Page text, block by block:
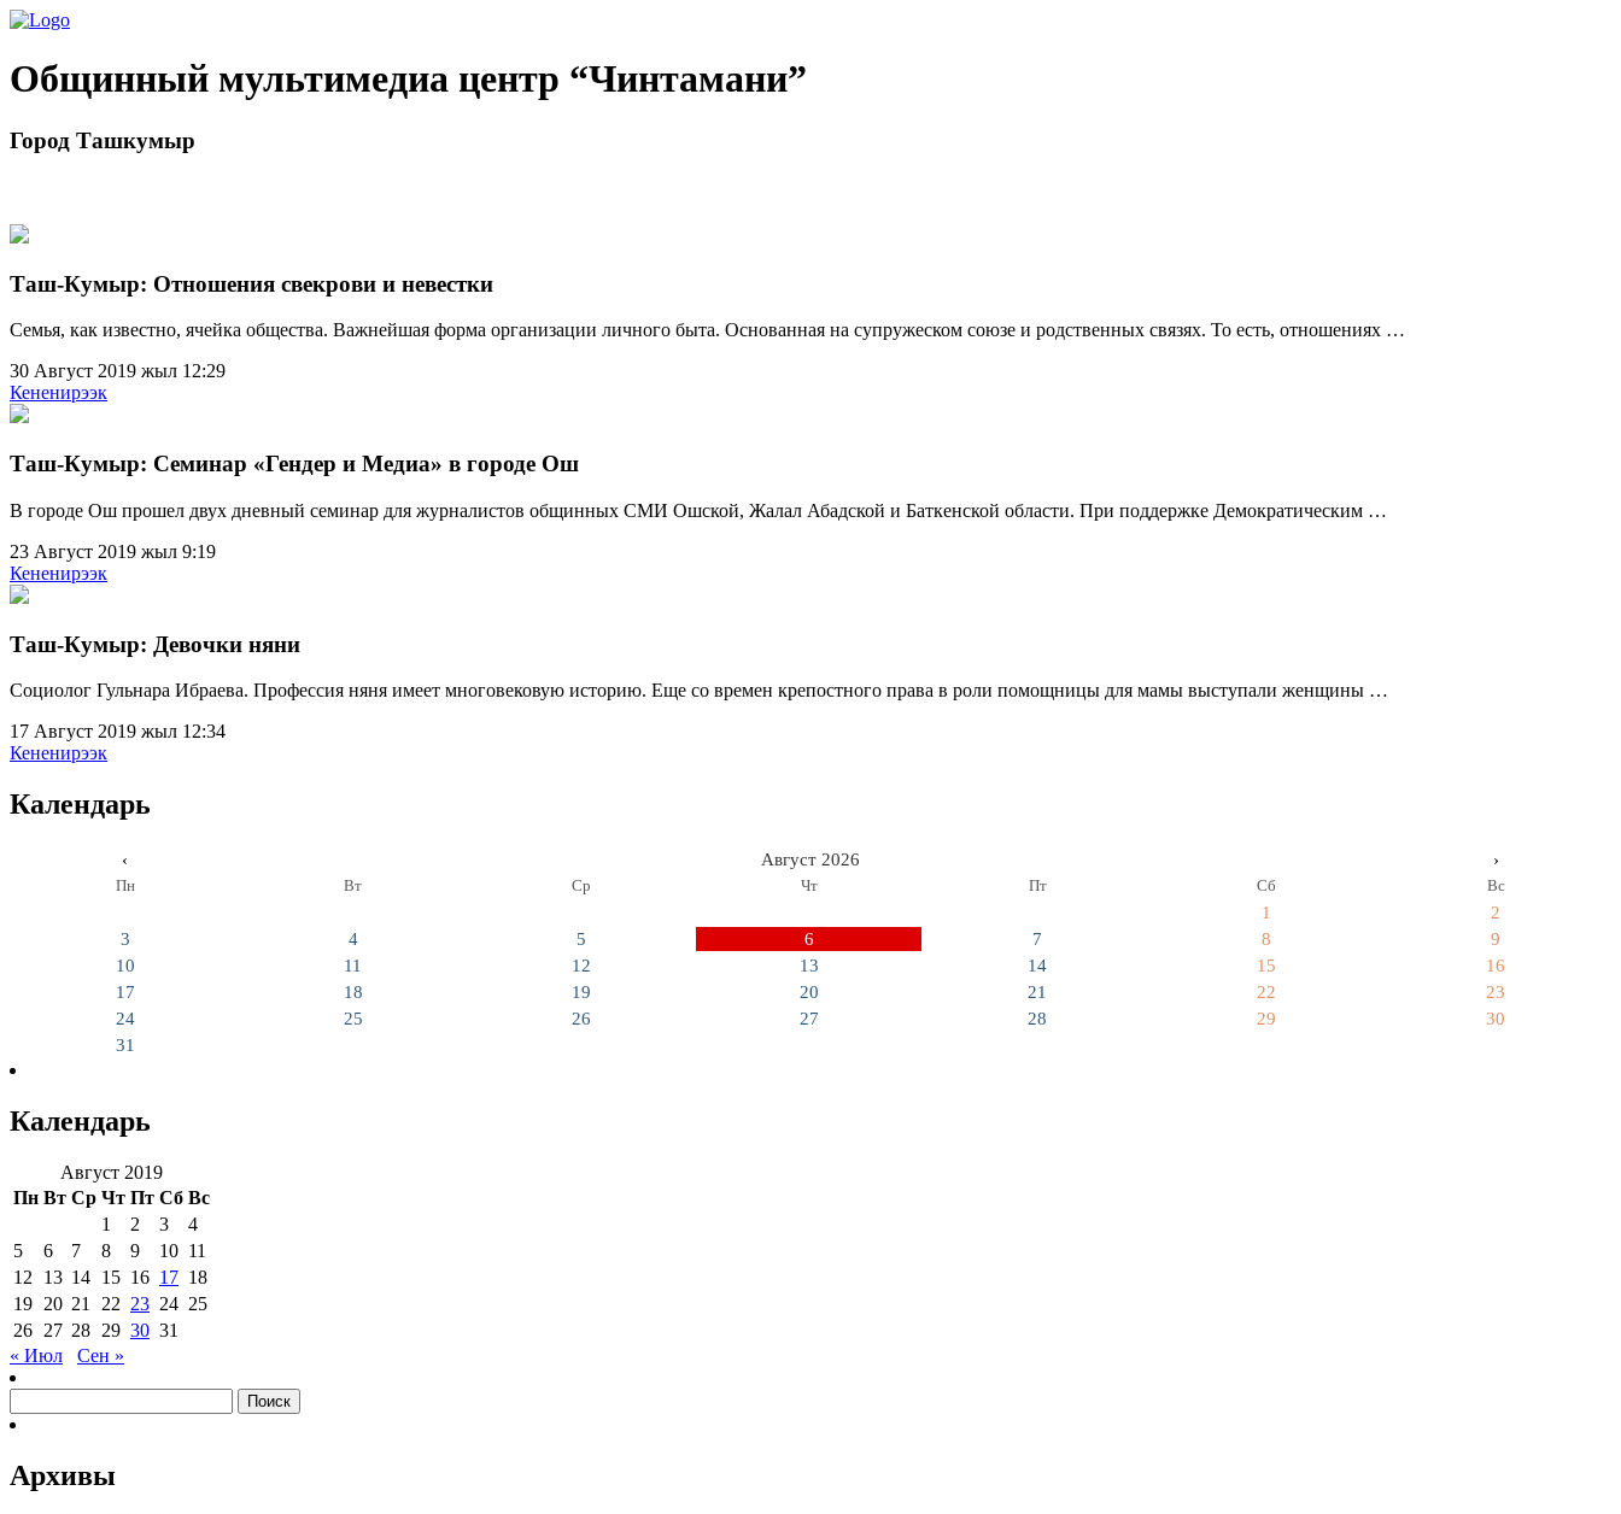
Общинный мультимедиа центр “Чинтамани”
Город Ташкумыр
Таш-Кумыр: Отношения свекрови и невестки
Семья, как известно, ячейка общества. Важнейшая форма организации личного быта. Основанная на супружеском союзе и родственных связях. То есть, отношениях …
30 Август 2019 жыл 12:29
Кененирээк
Таш-Кумыр: Семинар «Гендер и Медиа» в городе Ош
В городе Ош прошел двух дневный семинар для журналистов общинных СМИ Ошской, Жалал Абадской и Баткенской области. При поддержке Демократическим …
23 Август 2019 жыл 9:19
Кененирээк
Таш-Кумыр: Девочки няни
Социолог Гульнара Ибраева. Профессия няня имеет многовековую историю. Еще со времен крепостного права в роли помощницы для мамы выступали женщины …
17 Август 2019 жыл 12:34
Кененирээк
Календарь
‹ Август 2026 ›
Пн Вт Ср Чт Пт Сб Вс
1
2
3
4 5 6 7 8
9
10
11 12 13 14 15
16
17
18 19 20 21 22
23
24
25 26 27 28 29
30
31
Календарь
Август 2019
Пн Вт Ср Чт Пт Сб Вс
1
2 3
4
5
6 7 8 9 10 11
12
13 14 15 16 17 18
19 20 21 22 23 24 25
26 27 28 29 30 31
« Июл
Сен »
Архивы